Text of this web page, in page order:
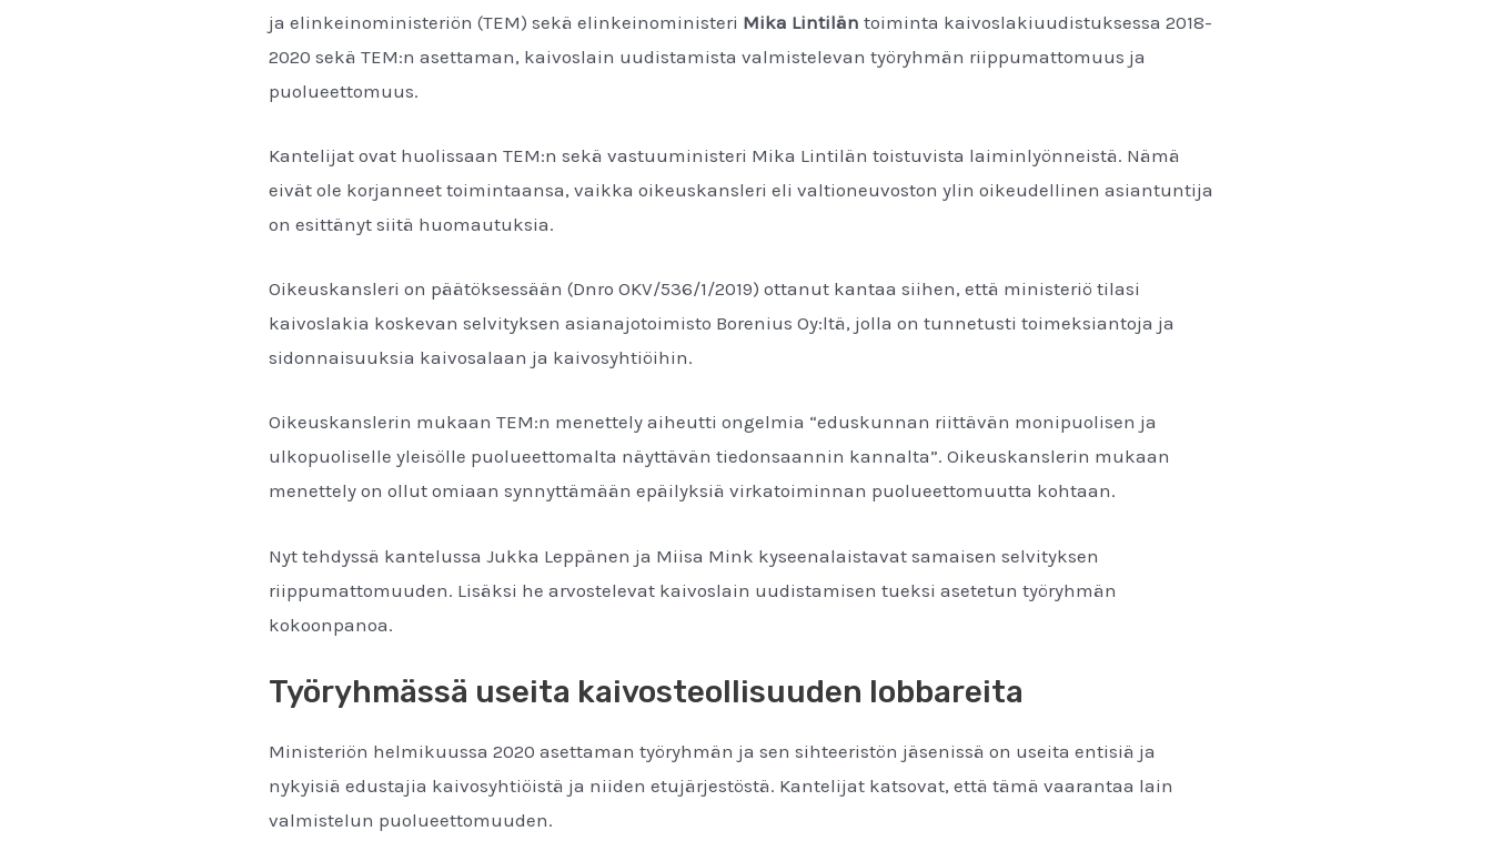
ja elinkeinoministeriön (TEM) sekä elinkeinoministeri Mika Lintilän toiminta kaivoslakiuudistuksessa 2018-
2020 sekä TEM:n asettaman, kaivoslain uudistamista valmistelevan työryhmän riippumattomuus ja
puolueettomuus.
Kantelijat ovat huolissaan TEM:n sekä vastuuministeri Mika Lintilän toistuvista laiminlyönneistä. Nämä
eivät ole korjanneet toimintaansa, vaikka oikeuskansleri eli valtioneuvoston ylin oikeudellinen asiantuntija
on esittänyt siitä huomautuksia.
Oikeuskansleri on päätöksessään (Dnro OKV/536/1/2019) ottanut kantaa siihen, että ministeriö tilasi
kaivoslakia koskevan selvityksen asianajotoimisto Borenius Oy:ltä, jolla on tunnetusti toimeksiantoja ja
sidonnaisuuksia kaivosalaan ja kaivosyhtiöihin.
Oikeuskanslerin mukaan TEM:n menettely aiheutti ongelmia “eduskunnan riittävän monipuolisen ja
ulkopuoliselle yleisölle puolueettomalta näyttävän tiedonsaannin kannalta”. Oikeuskanslerin mukaan
menettely on ollut omiaan synnyttämään epäilyksiä virkatoiminnan puolueettomuutta kohtaan.
Nyt tehdyssä kantelussa Jukka Leppänen ja Miisa Mink kyseenalaistavat samaisen selvityksen
riippumattomuuden. Lisäksi he arvostelevat kaivoslain uudistamisen tueksi asetetun työryhmän
kokoonpanoa.
Työryhmässä useita kaivosteollisuuden lobbareita
Ministeriön helmikuussa 2020 asettaman työryhmän ja sen sihteeristön jäsenissä on useita entisiä ja
nykyisiä edustajia kaivosyhtiöistä ja niiden etujärjestöstä. Kantelijat katsovat, että tämä vaarantaa lain
valmistelun puolueettomuuden.